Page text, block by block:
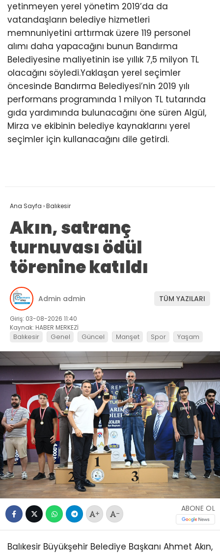
yetinmeyen yerel yönetim 2019’da da
vatandaşların belediye hizmetleri
memnuniyetini arttırmak üzere 119 personel
alımı daha yapacağını bunun Bandırma
Belediyesine maliyetinin ise yıllık 7,5 milyon TL
olacağını söyledi.Yaklaşan yerel seçimler
öncesinde Bandırma Belediyesi’nin 2019 yılı
performans programında 1 milyon TL tutarında
gıda yardımında bulunacağını öne süren Algül,
Mirza ve ekibinin belediye kaynaklarını yerel
seçimler için kullanacağını dile getirdi.
Ana Sayfa ›Balıkesir
Akın, satranç
turnuvası ödül
törenine katıldı
Admin admin TÜM YAZILARI
Giriş: 03-08-2026 11:40
Kaynak: HABER MERKEZİ
Balıkesir Genel Güncel Manşet Spor Yaşam
+ -
ABONE OL
Balıkesir Büyükşehir Belediye Başkanı Ahmet Akın,